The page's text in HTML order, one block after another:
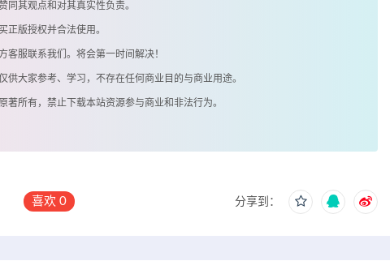
同其观点和对其真实性负责。
正版授权并合法使用。
客服联系我们。将会第一时间解决！
大家参考、学习，不存在任何商业目的与商业用途。
所有，禁止下载本站资源参与商业和非法行为。
喜欢0 分享到：